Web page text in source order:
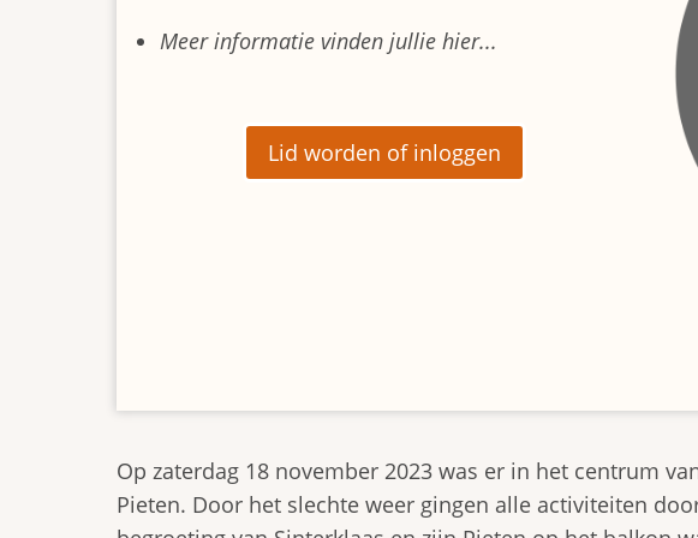
Meer informatie vinden jullie hier...
Lid worden of inloggen
Op zaterdag 18 november 2023 was er in het centrum
Pieten. Door het slechte weer gingen alle activiteiten